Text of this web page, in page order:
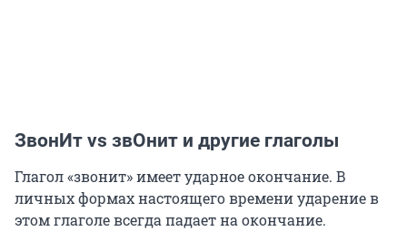
ЗвонИт vs звОнит и другие глаголы
Глагол «звонит» имеет ударное окончание. В
личных формах настоящего времени ударение в
этом глаголе всегда падает на окончание.